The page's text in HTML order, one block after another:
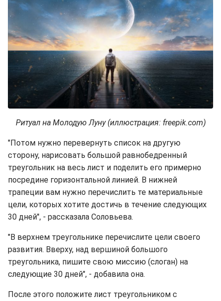
Ритуал на Молодую Луну (иллюстрация: freepik.com)
"Потом нужно перевернуть список на другую
сторону, нарисовать большой равнобедренный
треугольник на весь лист и поделить его примерно
посредине горизонтальной линией. В нижней
трапеции вам нужно перечислить те материальные
цели, которых хотите достичь в течение следующих
30 дней", - рассказала Соловьева.
"В верхнем треугольнике перечислите цели своего
развития. Вверху, над вершиной большого
треугольника, пишите свою миссию (слоган) на
следующие 30 дней", - добавила она.
После этого положите лист треугольником с